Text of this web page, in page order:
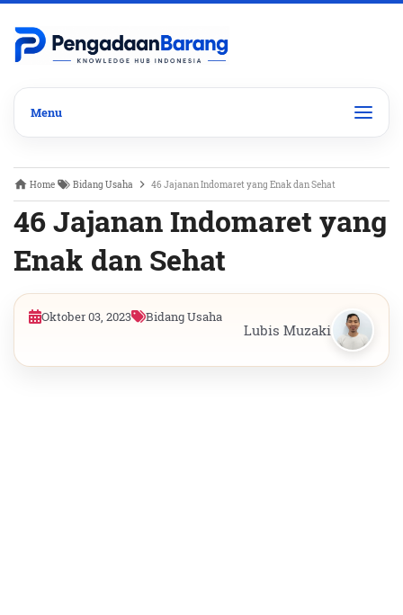
Home Bidang Usaha 46 Jajanan Indomaret yang Enak dan Sehat
46 Jajanan Indomaret yang
Enak dan Sehat
Oktober 03, 2023 Bidang Usaha
Lubis Muzaki